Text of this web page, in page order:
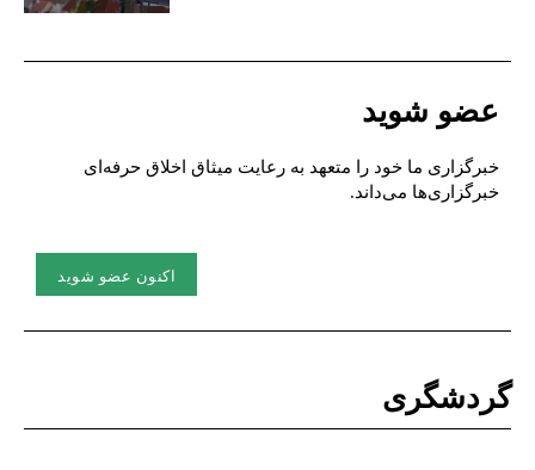
عضو شوید
خبرگزاری ما خود را متعهد به رعایت میثاق اخلاق حرفه‌ای
خبرگزاری‌ها می‌داند.
اکنون عضو شوید
گردشگری